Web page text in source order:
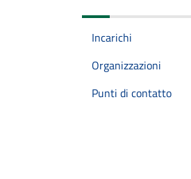
Incarichi
Organizzazioni
Punti di contatto